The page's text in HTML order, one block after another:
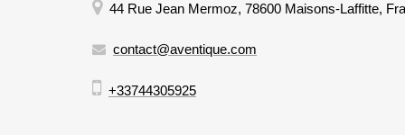
44 Rue Jean Mermoz, 78600 Maisons-Laffitte,
contact@aventique.com
+33744305925